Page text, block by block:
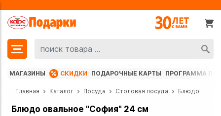
МАГАЗИНЫ СКИДКИ ПОДАРОЧНЫЕ КАРТЫ ПРОГРАММА
Главная Каталог Посуда Столовая посуда Блюдо
Блюдо овальное "София" 24 см